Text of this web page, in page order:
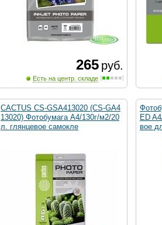
265 руб.
Есть на центр. складе
CACTUS CS-GSA413020 (CS-GA4
13020) Фотобумага A4/130г/м2/20
л. глянцевое самокле
ED
вое